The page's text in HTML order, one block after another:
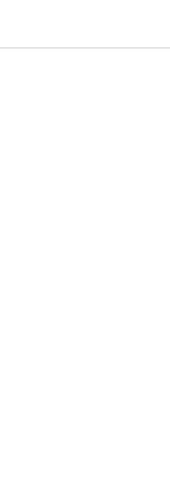
ご覧になってみてください。